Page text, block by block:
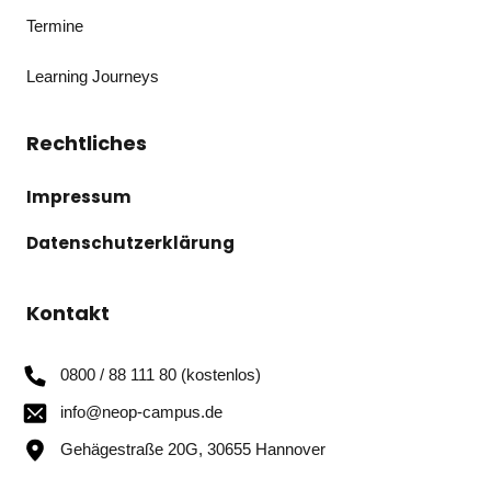
Termine
Learning Journeys
Rechtliches
Impressum
Datenschutzerklärung
Kontakt
0800 / 88 111 80 (kostenlos)
info@neop-campus.de
Gehägestraße 20G, 30655 Hannover